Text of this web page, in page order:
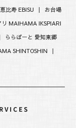
恵比寿 EBISU | お台場
MAIHAMA IKSPIARI
ららぽーと 愛知東郷
SHINTOSHIN |